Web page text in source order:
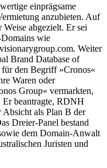
einprägsame
anzubieten. Auf
abgezielt. Er sei
wie
Weiter
Brand Database of
den Begriff »Cronos«
Waren oder
Group« vermarkten,
Er beantragte, RDNH
Absicht als Plan B der
Dreier-Panel bestand
dem Domain-Anwalt
Juristen und